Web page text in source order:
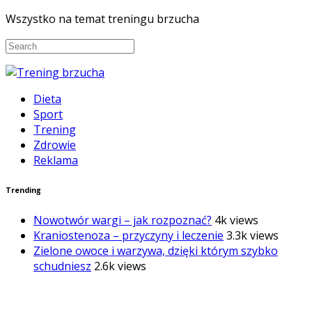
Wszystko na temat treningu brzucha
Dieta
Sport
Trening
Zdrowie
Reklama
Trending
Nowotwór wargi – jak rozpoznać? 4k views
Kraniostenoza – przyczyny i leczenie 3.3k views
Zielone owoce i warzywa, dzięki którym szybko
schudniesz 2.6k views